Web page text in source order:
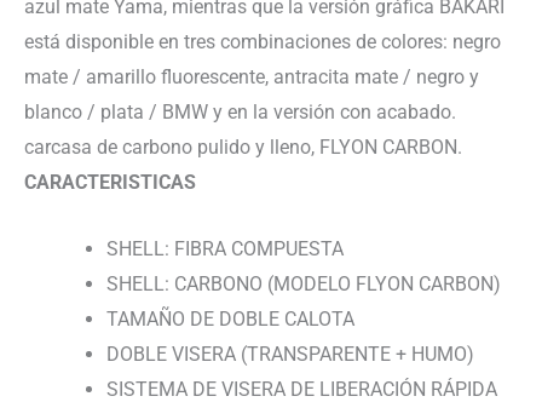
azul mate Yama, mientras que la versión gráfica BAKARI
está disponible en tres combinaciones de colores: negro
mate / amarillo fluorescente, antracita mate / negro y
blanco / plata / BMW y en la versión con acabado.
carcasa de carbono pulido y lleno, FLYON CARBON.
CARACTERISTICAS
SHELL: FIBRA COMPUESTA
SHELL: CARBONO (MODELO FLYON CARBON)
TAMAÑO DE DOBLE CALOTA
DOBLE VISERA (TRANSPARENTE + HUMO)
SISTEMA DE VISERA DE LIBERACIÓN RÁPIDA